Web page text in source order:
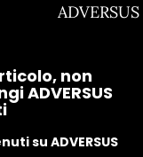
ADVERSUS
non
ADVERSUS
su ADVERSUS